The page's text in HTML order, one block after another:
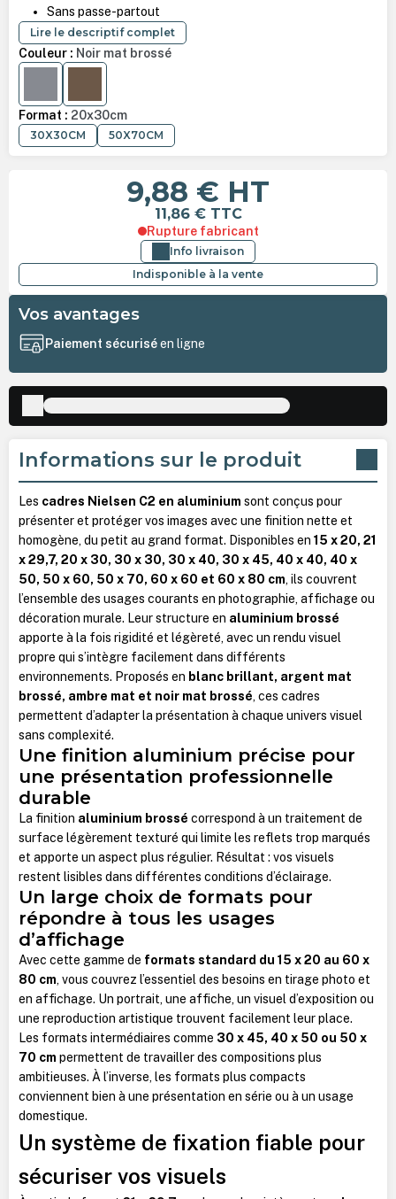
Sans passe-partout
Lire le descriptif complet
Couleur : Noir mat brossé
Format : 20x30cm
30X30CM 50X70CM
9,88 € HT
11,86 € TTC
Rupture fabricant
Info livraison
Indisponible à la vente
Vos avantages
Paiement sécuriséen ligne
Informations sur le produit
Les cadres Nielsen C2 en aluminium sont conçus pour
présenter et protéger vos images avec une finition nette et
homogène, du petit au grand format. Disponibles en 15 x 20, 21
x 29,7, 20 x 30, 30 x 30, 30 x 40, 30 x 45, 40 x 40, 40 x
50, 50 x 60, 50 x 70, 60 x 60 et 60 x 80 cm, ils couvrent
l’ensemble des usages courants en photographie, affichage ou
décoration murale. Leur structure en aluminium brossé
apporte à la fois rigidité et légèreté, avec un rendu visuel
propre qui s’intègre facilement dans différents
environnements. Proposés en blanc brillant, argent mat
brossé, ambre mat et noir mat brossé, ces cadres
permettent d’adapter la présentation à chaque univers visuel
sans complexité.
Une finition aluminium précise pour
une présentation professionnelle
durable
La finition aluminium brossé correspond à un traitement de
surface légèrement texturé qui limite les reflets trop marqués
et apporte un aspect plus régulier. Résultat : vos visuels
restent lisibles dans différentes conditions d’éclairage.
Un large choix de formats pour
répondre à tous les usages
d’affichage
Avec cette gamme de formats standard du 15 x 20 au 60 x
80 cm, vous couvrez l’essentiel des besoins en tirage photo et
en affichage. Un portrait, une affiche, un visuel d’exposition ou
une reproduction artistique trouvent facilement leur place.
Les formats intermédiaires comme 30 x 45, 40 x 50 ou 50 x
70 cm permettent de travailler des compositions plus
ambitieuses. À l’inverse, les formats plus compacts
conviennent bien à une présentation en série ou à un usage
domestique.
Un système de fixation fiable pour
sécuriser vos visuels